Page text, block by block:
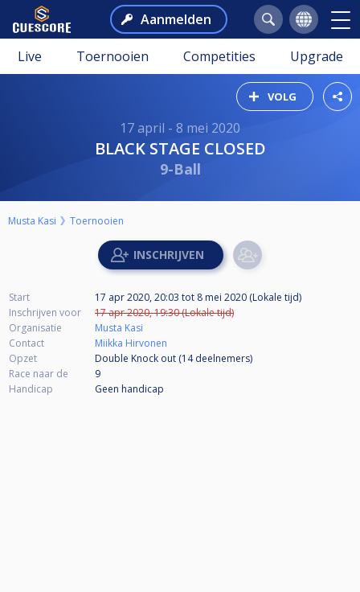
Aanmelden
Live Toernooien Competities Upgrade
VOLG
17 april - 8 mei 2020
BLACK STAGE CLOSED
9-Ball
Musta Kasi Toernooien
Start 17 apr 2020, 20:03 tot 8 mei 2020 (Lokale tijd)
Inschrijven voor
17 apr 2020, 19:30 (Lokale tijd)
Organisatie
Musta Kasi
Contact
Miikka Hirvonen
Opzet
Double Knock out (14deelnemers)
Race naar de
9
Handicap
Geen handicap